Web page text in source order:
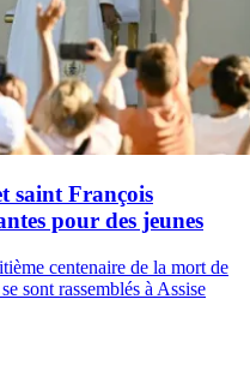
saint François
pour des jeunes
centenaire de la mort de
sont rassemblés à Assise